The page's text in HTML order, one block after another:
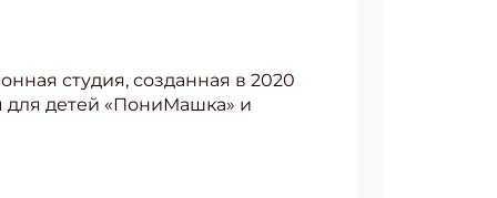
студия, созданная в 2020
для детей «ПониМашка» и